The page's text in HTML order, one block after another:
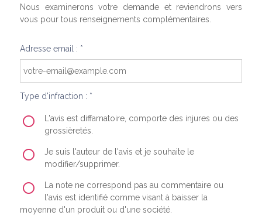
Nous examinerons votre demande et reviendrons vers
vous pour tous renseignements complémentaires.
Adresse email : *
Type d'infraction : *
L'avis est diffamatoire, comporte des injures ou des
grossièretés.
Je suis l'auteur de l'avis et je souhaite le
modifier/supprimer.
La note ne correspond pas au commentaire ou
l'avis est identifié comme visant à baisser la
moyenne d'un produit ou d'une société.